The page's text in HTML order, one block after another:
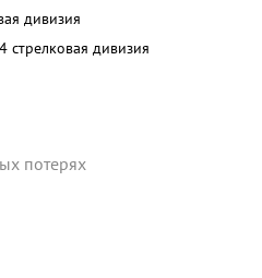
дивизия
стрелковая дивизия
потерях